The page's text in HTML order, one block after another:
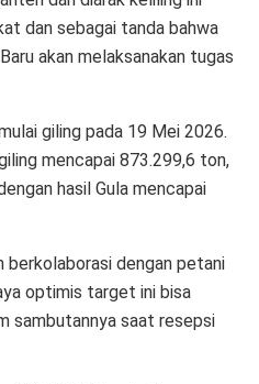
dan sebagai tanda bahwa
akan melaksanakan tugas
giling pada 19 Mei 2026.
mencapai 873.299,6 ton,
hasil Gula mencapai
berkolaborasi dengan petani
optimis target ini bisa
sambutannya saat resepsi